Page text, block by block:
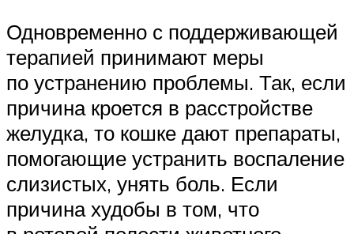
Одновременно с поддерживающей
терапией принимают меры
по устранению проблемы. Так, если
причина кроется в расстройстве
желудка, то кошке дают препараты,
помогающие устранить воспаление
слизистых, унять боль. Если
причина худобы в том, что